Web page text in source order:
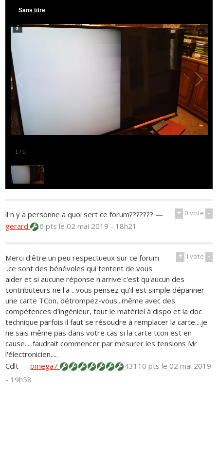
1 / 1
Sans titre
+ 0vote -
il n y a personne a quoi sert ce forum??????? —
gerard
6 ptsle 02 mai 2019 - 18h21
+ 1vote -
Merci d'être un peu respectueux sur ce forum
..ce sont des bénévoles qui tentent de vous
aider et si aucune réponse n'arrive c'est qu'aucun des
contributeurs ne l'a ...vous pensez qu'il est simple dépanner
une carte TCon, détrompez-vous...même avec des
compétences d'ingénieur, tout le matériel à dispo et la doc
technique parfois il faut se résoudre à remplacer la carte....je
ne sais même pas dans votre cas si la carte tcon est en
cause.... faudrait commencer par mesurer les tensions Mr
l'électronicien.....
Cdlt —omega7 43110 ptsle 02 mai 2019
- 19h58